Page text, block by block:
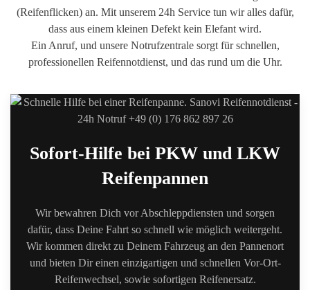
(Reifenflicken) an. Mit unserem 24h Service tun wir alles dafür,
dass aus einem kleinen Defekt kein Elefant wird.
Ein Anruf, und unsere Notrufzentrale sorgt für schnellen,
professionellen Reifennotdienst, und das rund um die Uhr.
Sofort-Hilfe bei PKW und LKW
Reifenpannen
Wir bewahren Dich vor Abschleppdiensten und sorgen
dafür, dass Deine Fahrt so schnell wie möglich weitergeht.
Wir kommen direkt zu Deinem Fahrzeug an den Pannenort
und bieten Dir einen einzigartigen und schnellen Vor-Ort-
Reifenwechsel, sowie sofortigen Reifenersatz.